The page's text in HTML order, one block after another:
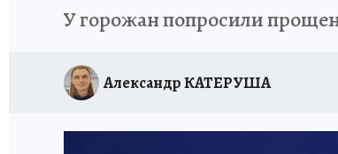
У горожан попросили
Александр КАТЕРУША